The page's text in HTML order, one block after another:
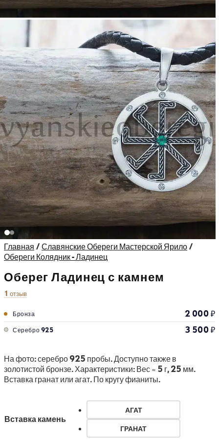
Главная /Славянские Обереги Мастерской Ярило/
Обереги Колядник - Ладинец
Оберег Ладинец с камнем
1 отзыв
Бронза 2 000₽
Серебро 925 3 500₽
На фото: серебро 925 пробы. Доступно также в
золотистой бронзе. Характеристики: Вес ≈ 5 г, 25 мм.
Вставка гранат или агат. По кругу фианиты.
Вставка камень
АГАТ
ГРАНАТ